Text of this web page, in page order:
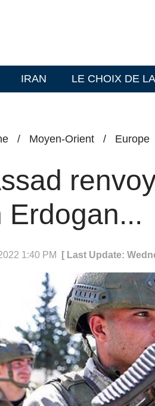
IRAN LE CHOIX DE
/ Moyen-Orient / Europe
Erdogan...
1:40 PM [ Last Update: